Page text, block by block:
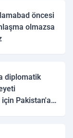
öncesi
olmazsa
diplomatik
Pakistan'a